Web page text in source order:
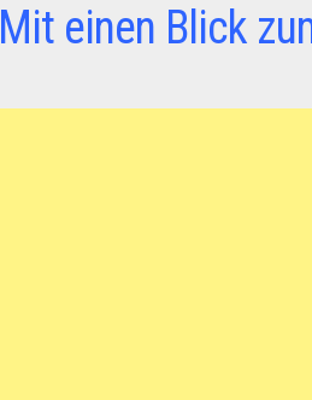
Mit einen Blick